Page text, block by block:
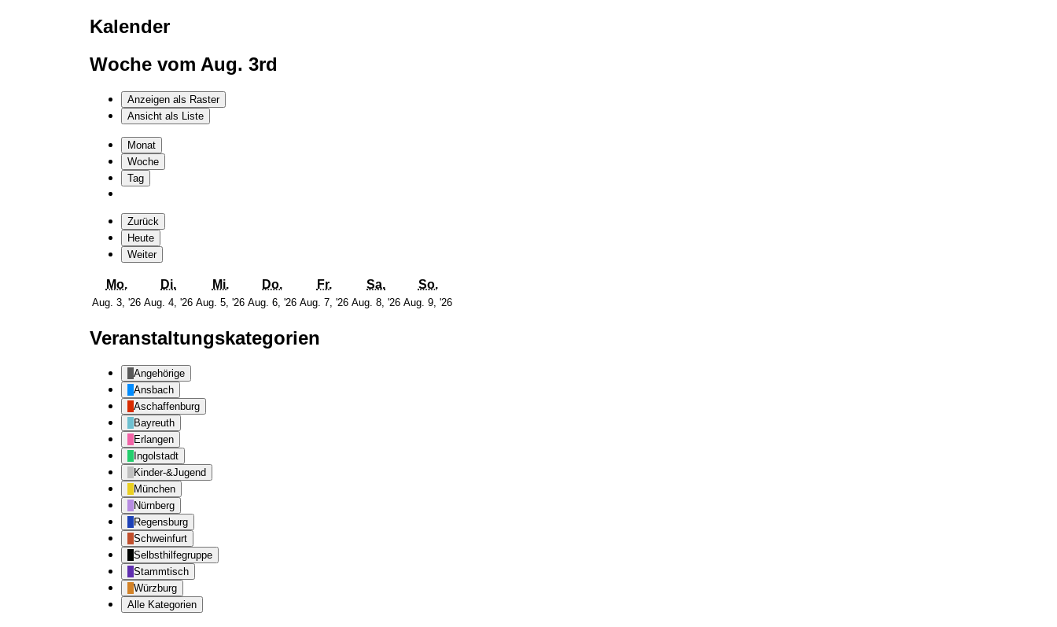
Kalender
Woche vom Aug. 3rd
Anzeigen als Raster
Ansicht als Liste
Monat
Woche
Tag
Zurück
Heute
Weiter
Mo. Montag
Di. Dienstag
Mi. Mittwoch
Do. Donnerstag
Fr. FreitagSa. Samstag
So.
Aug. 3, '263.
2026
Aug. 4, '264.Aug. 5, '265.
2026
Aug. 6, '266.
2026
Aug. 7, '267.Aug. 8, '268.Aug. 9, '269.
Veranstaltungskategorien
Angehörige
Ansbach
Aschaffenburg
Bayreuth
Erlangen
Ingolstadt
Kinder-&Jugend
München
Nürnberg
Regensburg
Schweinfurt
Selbsthilfegruppe
Stammtisch
Würzburg
Alle Kategorien